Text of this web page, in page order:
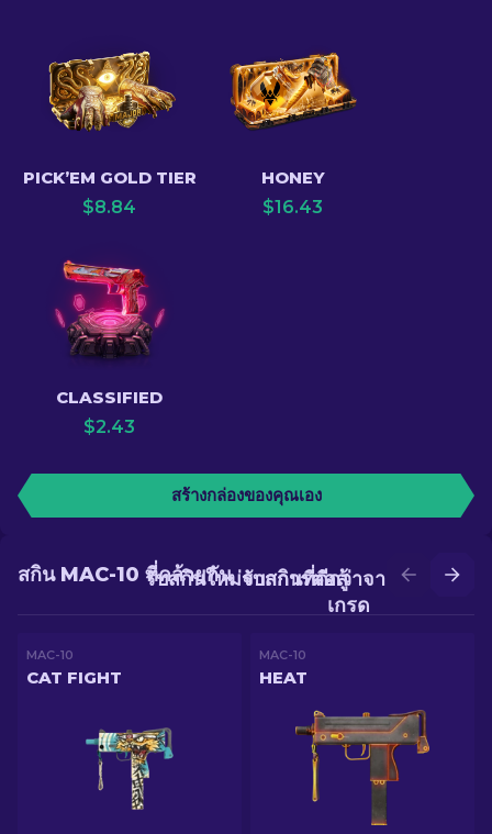
PICK’EM GOLD TIER
$8.84
HONEY
$16.43
CLASSIFIED
$2.43
สร้างกล่องของคุณเอง
รับสกินที่ดีกว่าจากการอัป
เกรด
รับสกินใหม่จากการต่อสู้
สกิน MAC-10 ที่คล้ายกัน
MAC-10
CAT FIGHT
MAC-10
HEAT